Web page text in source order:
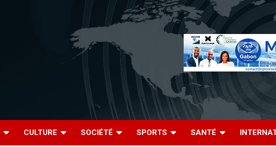
CULTURE SOCIÉTÉ SPORTS SANTÉ